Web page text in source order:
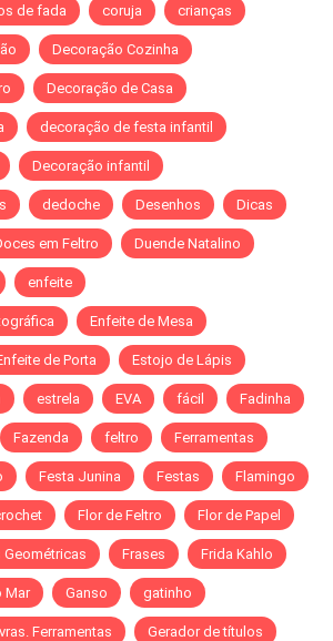
de fada coruja crianças
Decoração Cozinha
Decoração de Casa
decoração de festa infantil
Decoração infantil
dedoche Desenhos Dicas
em Feltro Duende Natalino
enfeite
Enfeite de Mesa
de Porta Estojo de Lápis
estrela EVA fácil Fadinha
Fazenda feltro Ferramentas
Festa Junina Festas Flamingo
Flor de Feltro Flor de Papel
Geométricas Frases Frida Kahlo
Mar Ganso gatinho
Ferramentas Gerador de títulos